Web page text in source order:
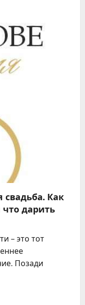
свадьба. Как
дарить
– это тот
Позади